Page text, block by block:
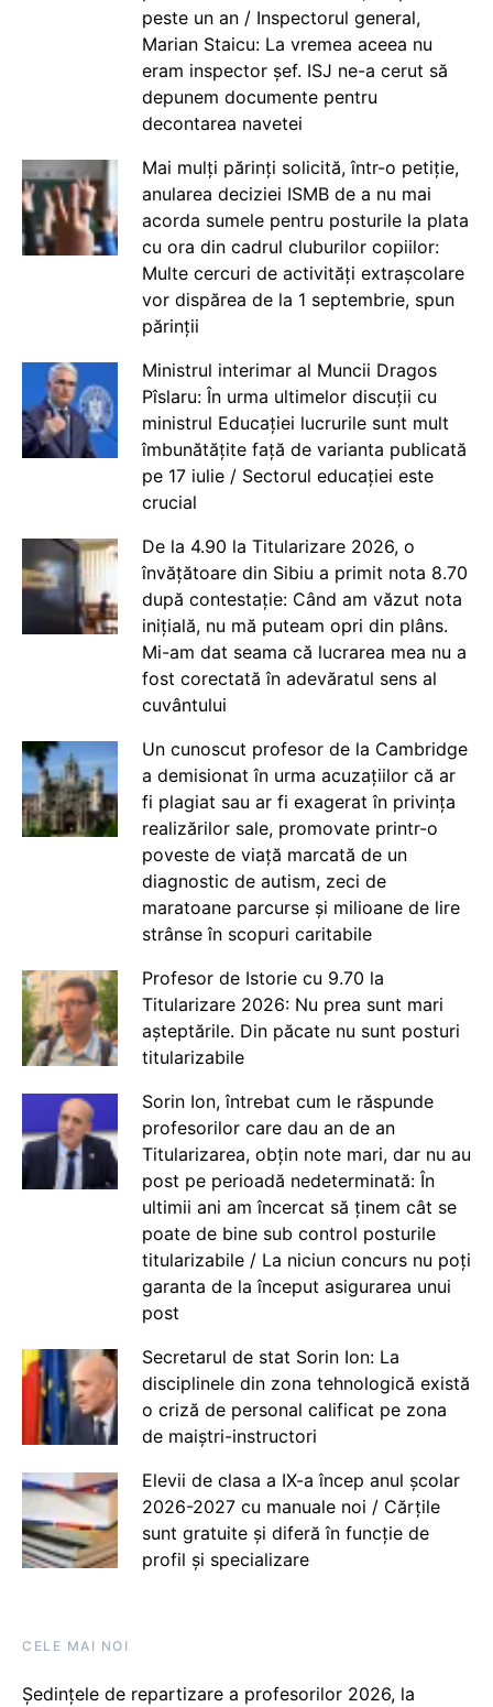
peste un an / Inspectorul general,
Marian Staicu: La vremea aceea nu
eram inspector șef. ISJ ne-a cerut să
depunem documente pentru
decontarea navetei
Mai mulți părinți solicită, într-o petiție,
anularea deciziei ISMB de a nu mai
acorda sumele pentru posturile la plata
cu ora din cadrul cluburilor copiilor:
Multe cercuri de activități extrașcolare
vor dispărea de la 1 septembrie, spun
părinții
Ministrul interimar al Muncii Dragos
Pîslaru: În urma ultimelor discuții cu
ministrul Educației lucrurile sunt mult
îmbunătățite față de varianta publicată
pe 17 iulie / Sectorul educației este
crucial
De la 4.90 la Titularizare 2026, o
învățătoare din Sibiu a primit nota 8.70
după contestație: Când am văzut nota
inițială, nu mă puteam opri din plâns.
Mi-am dat seama că lucrarea mea nu a
fost corectată în adevăratul sens al
cuvântului
Un cunoscut profesor de la Cambridge
a demisionat în urma acuzațiilor că ar
fi plagiat sau ar fi exagerat în privința
realizărilor sale, promovate printr-o
poveste de viață marcată de un
diagnostic de autism, zeci de
maratoane parcurse și milioane de lire
strânse în scopuri caritabile
Profesor de Istorie cu 9.70 la
Titularizare 2026: Nu prea sunt mari
așteptările. Din păcate nu sunt posturi
titularizabile
Sorin Ion, întrebat cum le răspunde
profesorilor care dau an de an
Titularizarea, obțin note mari, dar nu au
post pe perioadă nedeterminată: În
ultimii ani am încercat să ținem cât se
poate de bine sub control posturile
titularizabile / La niciun concurs nu poți
garanta de la început asigurarea unui
post
Secretarul de stat Sorin Ion: La
disciplinele din zona tehnologică există
o criză de personal calificat pe zona
de maiștri-instructori
Elevii de clasa a IX-a încep anul școlar
2026-2027 cu manuale noi / Cărțile
sunt gratuite și diferă în funcție de
profil și specializare
CELE MAI NOI
Ședințele de repartizare a profesorilor 2026, la